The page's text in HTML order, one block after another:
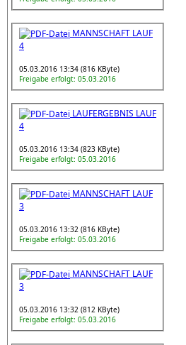
MANNSCHAFT LAUF
4
05.03.2016 13:34 (816 KByte)
Freigabe erfolgt: 05.03.2016
LAUFERGEBNIS LAUF
4
05.03.2016 13:34 (823 KByte)
Freigabe erfolgt: 05.03.2016
MANNSCHAFT LAUF
3
05.03.2016 13:32 (816 KByte)
Freigabe erfolgt: 05.03.2016
MANNSCHAFT LAUF
3
05.03.2016 13:32 (812 KByte)
Freigabe erfolgt: 05.03.2016